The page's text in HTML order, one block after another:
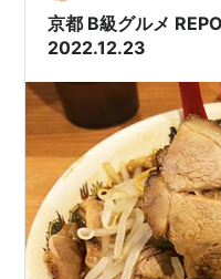
京都 B級グルメ
2022.12.23